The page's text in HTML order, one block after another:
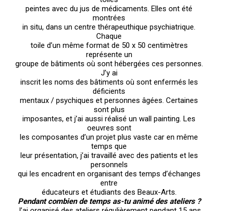
peintes avec du jus de médicaments. Elles ont été
montrées
in situ, dans un centre thérapeuthique psychiatrique.
Chaque
toile d’un même format de 50 x 50 centimètres
représente un
groupe de bâtiments où sont hébergées ces personnes.
J’y ai
inscrit les noms des bâtiments où sont enfermés les
déficients
mentaux / psychiques et personnes âgées. Certaines
sont plus
imposantes, et j’ai aussi réalisé un wall painting. Les
oeuvres sont
les composantes d’un projet plus vaste car en même
temps que
leur présentation, j’ai travaillé avec des patients et les
personnels
qui les encadrent en organisant des temps d’échanges
entre
éducateurs et étudiants des Beaux-Arts.
Pendant combien de temps as-tu animé des ateliers ?